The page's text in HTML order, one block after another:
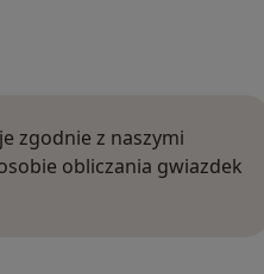
zgodnie z naszymi
obliczania gwiazdek